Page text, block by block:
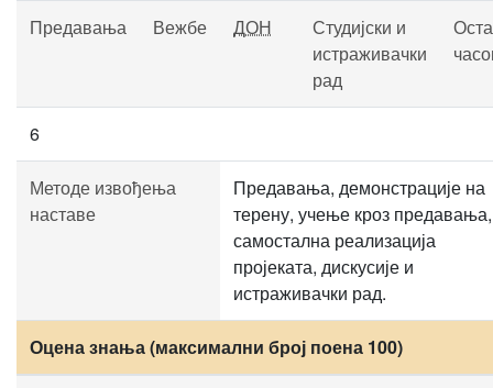
Предавања Вежбе ДОН
Студијски и
истраживачки
рад
6
Методе извођења
наставе
Предавања, демонстрације на
терену, учење кроз предавања,
самостална реализација
пројеката, дискусије и
истраживачки рад.
Оцена знања (максимални број поена 100)